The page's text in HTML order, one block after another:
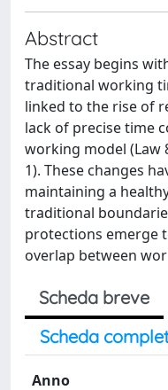
Abstract
The essay begins
traditional working
linked to the rise of
lack of precise time
working model (Law
1). These changes
maintaining a
traditional
protections emerge
overlap between
Scheda breve
Scheda
Anno